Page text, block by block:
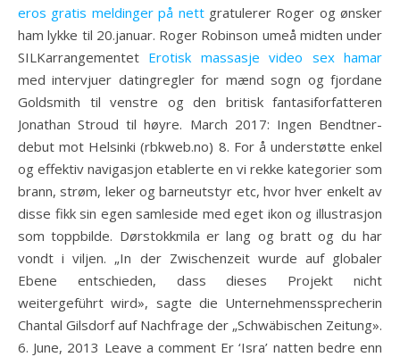
eros gratis meldinger på nettgratulerer Roger og ønsker
ham lykke til 20.januar. Roger Robinson umeå midten under
SILKarrangementet Erotisk massasje video sex hamar
med intervjuer datingregler for mænd sogn og fjordane
Goldsmith til venstre og den britisk fantasiforfatteren
Jonathan Stroud til høyre. March 2017: Ingen Bendtner-
debut mot Helsinki (rbkweb.no) 8. For å understøtte enkel
og effektiv navigasjon etablerte en vi rekke kategorier som
brann, strøm, leker og barneutstyr etc, hvor hver enkelt av
disse fikk sin egen samleside med eget ikon og illustrasjon
som toppbilde. Dørstokkmila er lang og bratt og du har
vondt i viljen. „In der Zwischenzeit wurde auf globaler
Ebene entschieden, dass dieses Projekt nicht
weitergeführt wird», sagte die Unternehmenssprecherin
Chantal Gilsdorf auf Nachfrage der „Schwäbischen Zeitung».
6. June, 2013 Leave a comment Er ‘Isra’ natten bedre enn